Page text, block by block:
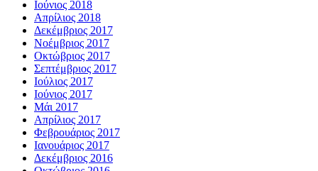
Ιούνιος 2018
Απρίλιος 2018
Δεκέμβριος 2017
Νοέμβριος 2017
Οκτώβριος 2017
Σεπτέμβριος 2017
Ιούλιος 2017
Ιούνιος 2017
Μάι 2017
Απρίλιος 2017
Φεβρουάριος 2017
Ιανουάριος 2017
Δεκέμβριος 2016